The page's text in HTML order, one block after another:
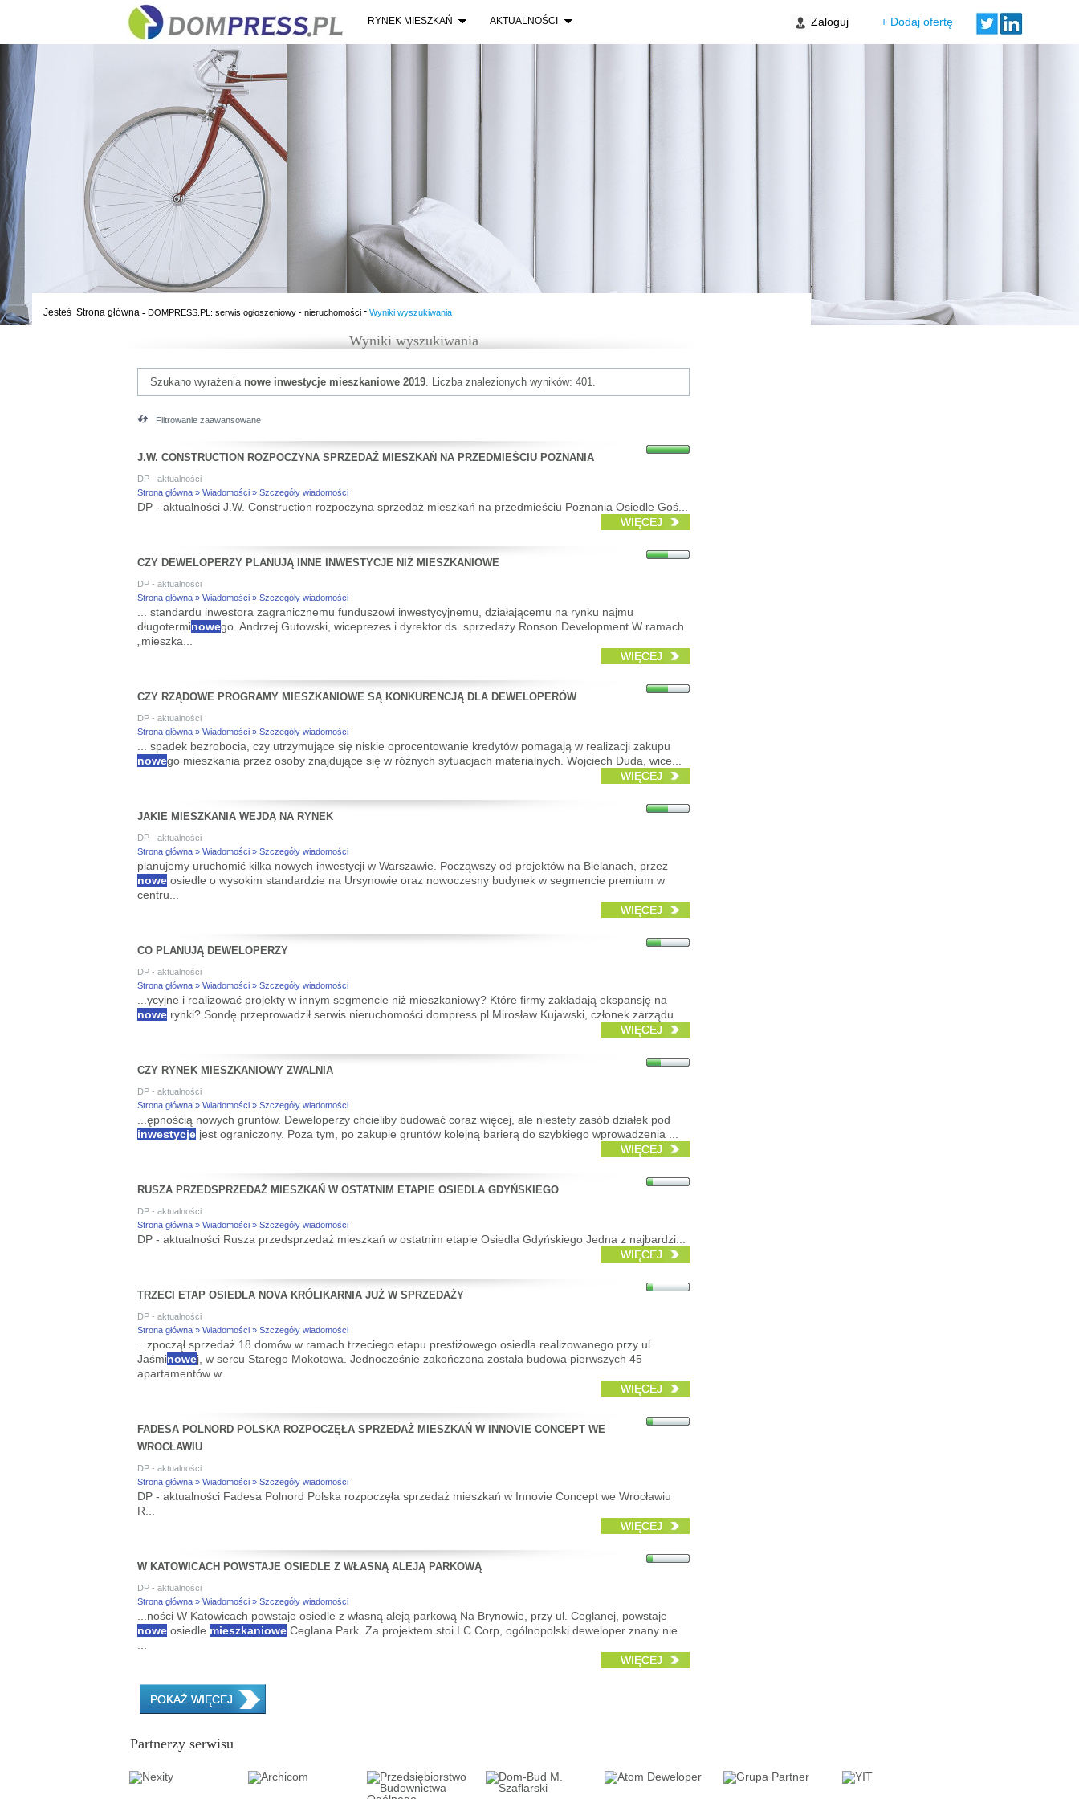
RYNEK MIESZKAŃ AKTUALNOŚCI + Dodaj ofertę
Zaloguj
Jesteś Strona główna - DOMPRESS.PL: serwis ogłoszeniowy - nieruchomości - Wyniki wyszukiwania
Wyniki wyszukiwania
Szukano wyrażenia nowe inwestycje mieszkaniowe 2019. Liczba znalezionych wyników: 401.
Filtrowanie zaawansowane
J.W. CONSTRUCTION ROZPOCZYNA SPRZEDAŻ MIESZKAŃ NA PRZEDMIEŚCIU POZNANIA
DP - aktualności
Strona główna » Wiadomości » Szczegóły wiadomości
DP - aktualności J.W. Construction rozpoczyna sprzedaż mieszkań na przedmieściu Poznania Osiedle Goś...
WIĘCEJ
CZY DEWELOPERZY PLANUJĄ INNE INWESTYCJE NIŻ MIESZKANIOWE
DP - aktualności
Strona główna » Wiadomości » Szczegóły wiadomości
... standardu inwestora zagranicznemu funduszowi inwestycyjnemu, działającemu na rynku najmu
długoterminowego. Andrzej Gutowski, wiceprezes i dyrektor ds. sprzedaży Ronson Development W ramach
„mieszka...
WIĘCEJ
CZY RZĄDOWE PROGRAMY MIESZKANIOWE SĄ KONKURENCJĄ DLA DEWELOPERÓW
DP - aktualności
Strona główna » Wiadomości » Szczegóły wiadomości
... spadek bezrobocia, czy utrzymujące się niskie oprocentowanie kredytów pomagają w realizacji zakupu
nowego mieszkania przez osoby znajdujące się w różnych sytuacjach materialnych. Wojciech Duda, wice...
WIĘCEJ
JAKIE MIESZKANIA WEJDĄ NA RYNEK
DP - aktualności
Strona główna » Wiadomości » Szczegóły wiadomości
planujemy uruchomić kilka nowych inwestycji w Warszawie. Począwszy od projektów na Bielanach, przez
nowe osiedle o wysokim standardzie na Ursynowie oraz nowoczesny budynek w segmencie premium w
centru...
WIĘCEJ
CO PLANUJĄ DEWELOPERZY
DP - aktualności
Strona główna » Wiadomości » Szczegóły wiadomości
...ycyjne i realizować projekty w innym segmencie niż mieszkaniowy? Które firmy zakładają ekspansję na
nowe rynki? Sondę przeprowadził serwis nieruchomości dompress.pl Mirosław Kujawski, członek zarządu
WIĘCEJ
CZY RYNEK MIESZKANIOWY ZWALNIA
DP - aktualności
Strona główna » Wiadomości » Szczegóły wiadomości
...ępnością nowych gruntów. Deweloperzy chcieliby budować coraz więcej, ale niestety zasób działek pod
inwestycje jest ograniczony. Poza tym, po zakupie gruntów kolejną barierą do szybkiego wprowadzenia ...
WIĘCEJ
RUSZA PRZEDSPRZEDAŻ MIESZKAŃ W OSTATNIM ETAPIE OSIEDLA GDYŃSKIEGO
DP - aktualności
Strona główna » Wiadomości » Szczegóły wiadomości
DP - aktualności Rusza przedsprzedaż mieszkań w ostatnim etapie Osiedla Gdyńskiego Jedna z najbardzi...
WIĘCEJ
TRZECI ETAP OSIEDLA NOVA KRÓLIKARNIA JUŻ W SPRZEDAŻY
DP - aktualności
Strona główna » Wiadomości » Szczegóły wiadomości
...zpoczął sprzedaż 18 domów w ramach trzeciego etapu prestiżowego osiedla realizowanego przy ul.
Jaśminowej, w sercu Starego Mokotowa. Jednocześnie zakończona została budowa pierwszych 45
apartamentów w
WIĘCEJ
FADESA POLNORD POLSKA ROZPOCZĘŁA SPRZEDAŻ MIESZKAŃ W INNOVIE CONCEPT WE
WROCŁAWIU
DP - aktualności
Strona główna » Wiadomości » Szczegóły wiadomości
DP - aktualności Fadesa Polnord Polska rozpoczęła sprzedaż mieszkań w Innovie Concept we Wrocławiu
R...
WIĘCEJ
W KATOWICACH POWSTAJE OSIEDLE Z WŁASNĄ ALEJĄ PARKOWĄ
DP - aktualności
Strona główna » Wiadomości » Szczegóły wiadomości
...ności W Katowicach powstaje osiedle z własną aleją parkową Na Brynowie, przy ul. Ceglanej, powstaje
nowe osiedle mieszkaniowe Ceglana Park. Za projektem stoi LC Corp, ogólnopolski deweloper znany nie
WIĘCEJ
POKAŻ WIĘCEJ
Partnerzy serwisu